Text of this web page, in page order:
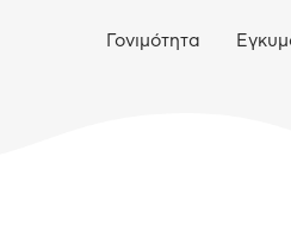
Γονιμότητα